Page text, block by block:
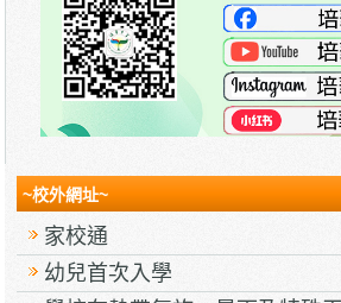
~校外網址~
家校通
幼兒首次入學